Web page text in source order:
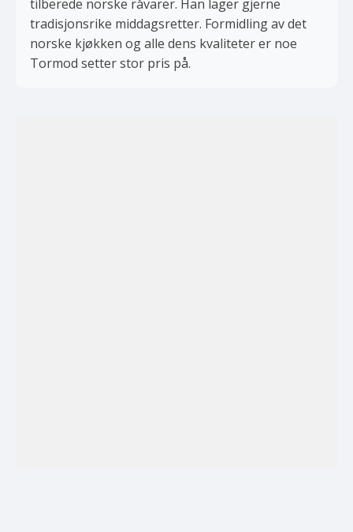
tilberede norske råvarer. Han lager gjerne
tradisjonsrike middagsretter. Formidling av det
norske kjøkken og alle dens kvaliteter er noe
Tormod setter stor pris på.